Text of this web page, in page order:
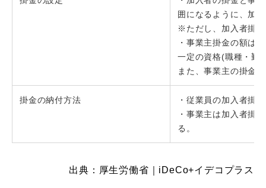
囲になるように、加
※ただし、加入者掛
・事業主掛金の額は
一定の資格(職種・勤
また、事業主の掛金
掛金の納付方法
・従業員の加入者掛
・事業主は加入者掛
る。
出典：厚生労働省｜iDeCo+イデコプラス